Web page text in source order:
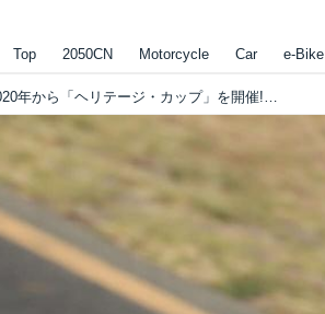
Top 2050CN Motorcycle Car e-Bike
モト・アメリカが2020年から「ヘリテージ・カップ」を開催!? ロブ・マジーもマジびっくり???